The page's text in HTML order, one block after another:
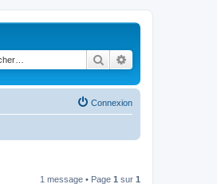
Rechercher
Connexion
1 message • Page 1 sur 1